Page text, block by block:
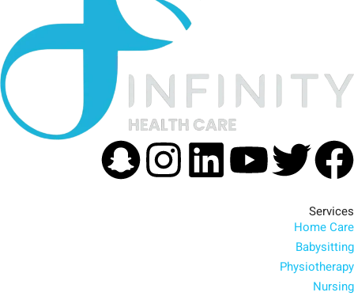
Facebook
Twitter
Youtube
Linkedin
Services
Home Care
Babysitting
Physiotherapy
Nursing